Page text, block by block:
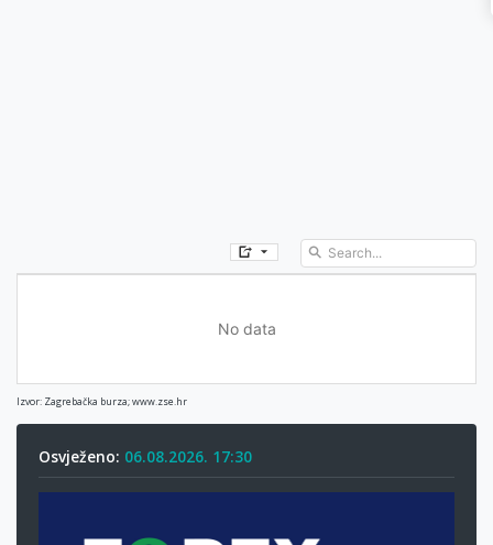
No data
Izvor: Zagrebačka burza; www.zse.hr
Osvježeno: 06.08.2026. 17:30